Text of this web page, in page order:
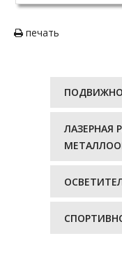
печать
ЛАЗЕРНАЯ